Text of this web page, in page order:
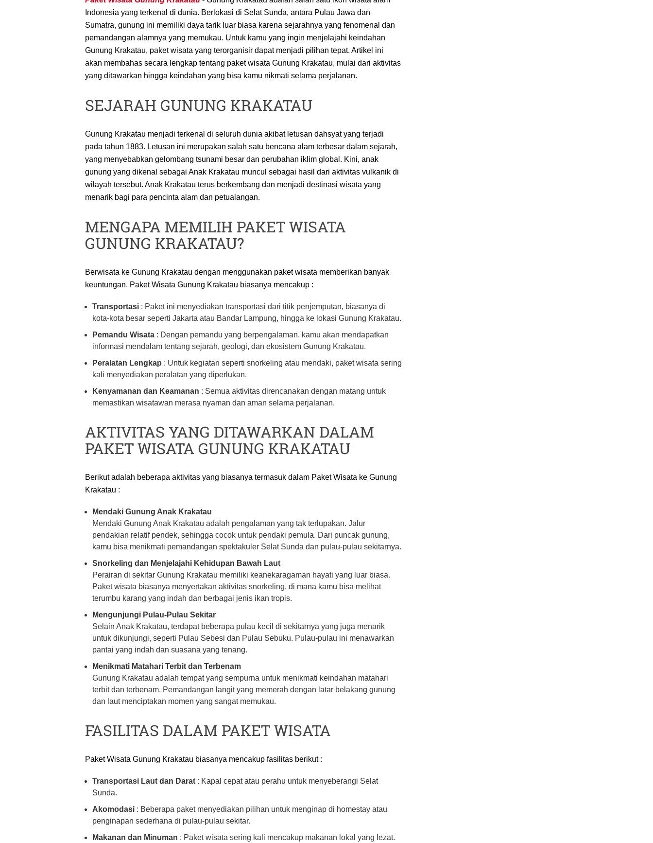
Indonesia yang terkenal di dunia. Berlokasi di Selat Sunda, antara Pulau Jawa dan
Sumatra, gunung ini memiliki daya tarik luar biasa karena sejarahnya yang fenomenal dan
pemandangan alamnya yang memukau. Untuk kamu yang ingin menjelajahi keindahan
Gunung Krakatau, paket wisata yang terorganisir dapat menjadi pilihan tepat. Artikel ini
akan membahas secara lengkap tentang paket wisata Gunung Krakatau, mulai dari aktivitas
yang ditawarkan hingga keindahan yang bisa kamu nikmati selama perjalanan.
SEJARAH GUNUNG KRAKATAU
Gunung Krakatau menjadi terkenal di seluruh dunia akibat letusan dahsyat yang terjadi
pada tahun 1883. Letusan ini merupakan salah satu bencana alam terbesar dalam sejarah,
yang menyebabkan gelombang tsunami besar dan perubahan iklim global. Kini, anak
gunung yang dikenal sebagai Anak Krakatau muncul sebagai hasil dari aktivitas vulkanik di
wilayah tersebut. Anak Krakatau terus berkembang dan menjadi destinasi wisata yang
menarik bagi para pencinta alam dan petualangan.
MENGAPA MEMILIH PAKET WISATA
GUNUNG KRAKATAU?
Berwisata ke Gunung Krakatau dengan menggunakan paket wisata memberikan banyak
keuntungan. Paket Wisata Gunung Krakatau biasanya mencakup :
Transportasi : Paket ini menyediakan transportasi dari titik penjemputan, biasanya di
kota-kota besar seperti Jakarta atau Bandar Lampung, hingga ke lokasi Gunung Krakatau.
Pemandu Wisata : Dengan pemandu yang berpengalaman, kamu akan mendapatkan
informasi mendalam tentang sejarah, geologi, dan ekosistem Gunung Krakatau.
Peralatan Lengkap : Untuk kegiatan seperti snorkeling atau mendaki, paket wisata sering
kali menyediakan peralatan yang diperlukan.
Kenyamanan dan Keamanan : Semua aktivitas direncanakan dengan matang untuk
memastikan wisatawan merasa nyaman dan aman selama perjalanan.
AKTIVITAS YANG DITAWARKAN DALAM
PAKET WISATA GUNUNG KRAKATAU
Berikut adalah beberapa aktivitas yang biasanya termasuk dalam Paket Wisata ke Gunung
Krakatau :
Mendaki Gunung Anak Krakatau
Mendaki Gunung Anak Krakatau adalah pengalaman yang tak terlupakan. Jalur
pendakian relatif pendek, sehingga cocok untuk pendaki pemula. Dari puncak gunung,
kamu bisa menikmati pemandangan spektakuler Selat Sunda dan pulau-pulau sekitarnya.
Snorkeling dan Menjelajahi Kehidupan Bawah Laut
Perairan di sekitar Gunung Krakatau memiliki keanekaragaman hayati yang luar biasa.
Paket wisata biasanya menyertakan aktivitas snorkeling, di mana kamu bisa melihat
terumbu karang yang indah dan berbagai jenis ikan tropis.
Mengunjungi Pulau-Pulau Sekitar
Selain Anak Krakatau, terdapat beberapa pulau kecil di sekitarnya yang juga menarik
untuk dikunjungi, seperti Pulau Sebesi dan Pulau Sebuku. Pulau-pulau ini menawarkan
pantai yang indah dan suasana yang tenang.
Menikmati Matahari Terbit dan Terbenam
Gunung Krakatau adalah tempat yang sempurna untuk menikmati keindahan matahari
terbit dan terbenam. Pemandangan langit yang memerah dengan latar belakang gunung
dan laut menciptakan momen yang sangat memukau.
FASILITAS DALAM PAKET WISATA
Paket Wisata Gunung Krakatau biasanya mencakup fasilitas berikut :
Transportasi Laut dan Darat : Kapal cepat atau perahu untuk menyeberangi Selat
Sunda.
Akomodasi : Beberapa paket menyediakan pilihan untuk menginap di homestay atau
penginapan sederhana di pulau-pulau sekitar.
Makanan dan Minuman : Paket wisata sering kali mencakup makanan lokal yang lezat.